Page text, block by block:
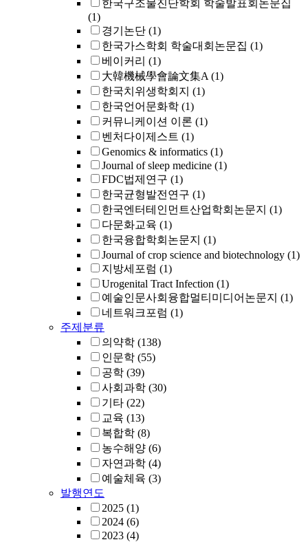
한국구조물진단학회 학술발표회논문집
(1)
경기논단 (1)
한국가스학회 학술대회논문집 (1)
베이커리 (1)
大韓機械學會論文集A (1)
한국치위생학회지 (1)
한국언어문화학 (1)
커뮤니케이션 이론 (1)
벤처다이제스트 (1)
Genomics & informatics (1)
Journal of sleep medicine (1)
FDC법제연구 (1)
한국균형발전연구 (1)
한국엔터테인먼트산업학회논문지 (1)
다문화교육 (1)
한국융합학회논문지 (1)
Journal of crop science and biotechnology (1)
지방세포럼 (1)
Urogenital Tract Infection (1)
예술인문사회융합멀티미디어논문지 (1)
네트워크포럼 (1)
주제분류
의약학 (138)
인문학 (55)
공학 (39)
사회과학 (30)
기타 (22)
교육 (13)
복합학 (8)
농수해양 (6)
자연과학 (4)
예술체육 (3)
발행연도
2025 (1)
2024 (6)
2023 (4)